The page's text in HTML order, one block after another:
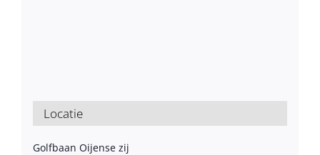
Locatie
Golfbaan Oijense zij